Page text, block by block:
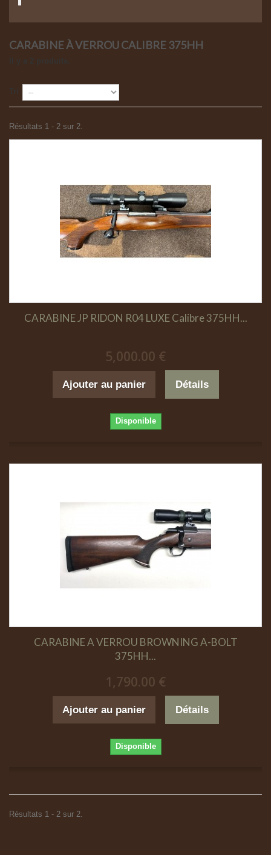
CARABINE À VERROU CALIBRE 375HH
Résultats 1 - 2 sur 2.
CARABINE JP RIDON R04 LUXE Calibre 375HH...
5,000.00 €
Ajouter au panier Détails
Disponible
CARABINE A VERROU BROWNING A-BOLT
375HH...
1,790.00 €
Ajouter au panier Détails
Disponible
Résultats 1 - 2 sur 2.